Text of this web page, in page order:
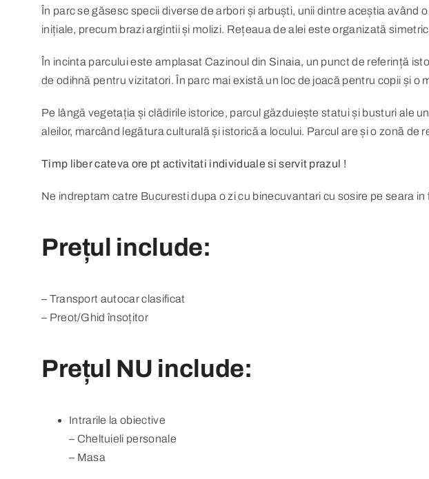
În parc se găsesc specii diverse de arbori și arbuști, unii dintre aceștia
inițiale, precum brazi argintii și molizi. Rețeaua de alei este organizată
În incinta parcului este amplasat Cazinoul din Sinaia, un punct de referință
de odihnă pentru vizitatori. În parc mai există un loc de joacă pentru copii și
Pe lângă vegetația și clădirile istorice, parcul găzduiește statui și busturi ale
aleilor, marcând legătura culturală și istorică a locului. Parcul are și o zonă
Timp liber cateva ore pt activitati individuale si servit prazul !
Ne indreptam catre Bucuresti dupa o zi cu binecuvantari cu sosire pe seara
Prețul include:
– Transport autocar clasificat
– Preot/Ghid însoțitor
Prețul NU include:
Intrarile la obiective
– Cheltuieli personale
– Masa